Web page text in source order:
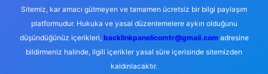
Sitemiz, kar amacı gütmeyen ve tamamen ücretsiz bir bilgi paylaşım
platformudur. Hukuka ve yasal düzenlemelere aykırı olduğunu
düşündüğünüz içerikleri, backlinkpanelicomtr@gmail.comadresine
bildirmeniz halinde, ilgili içerikler yasal süre içerisinde sitemizden
kaldırılacaktır.